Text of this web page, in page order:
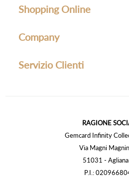
Shopping Online
Company
Servizio Clienti
RAGIONE
Gemcard Infinity
Via Magni
51031 - Agliana
P.I.: